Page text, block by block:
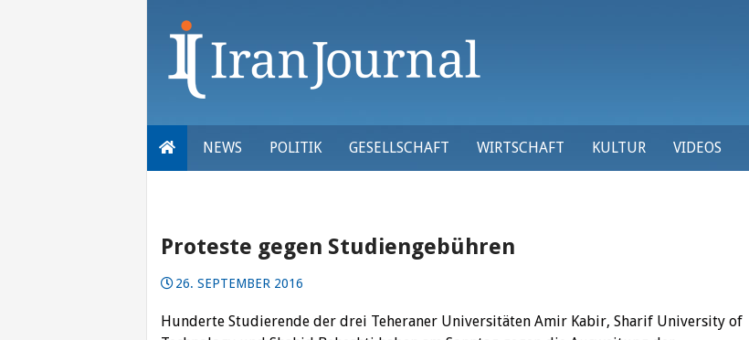
NEWS POLITIK GESELLSCHAFT WIRTSCHAFT KULTUR VIDEOS
Proteste gegen Studiengebühren
26. SEPTEMBER 2016
Hunderte Studierende der drei Teheraner Universitäten Amir Kabir, Sharif University of